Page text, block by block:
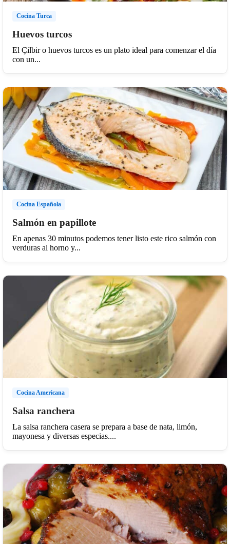
Cocina Turca
Huevos turcos
El Çilbir o huevos turcos es un plato ideal para comenzar el día
con un...
Cocina Española
Salmón en papillote
En apenas 30 minutos podemos tener listo este rico salmón con
verduras al horno y...
Cocina Americana
Salsa ranchera
La salsa ranchera casera se prepara a base de nata, limón,
mayonesa y diversas especias....